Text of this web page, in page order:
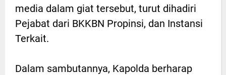
media dalam giat tersebut, turut dihadiri
Pejabat dari BKKBN Propinsi, dan Instansi
Terkait.
Dalam sambutannya, Kapolda berharap